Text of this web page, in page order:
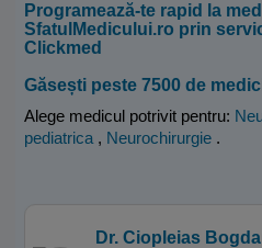
Programează-te rapid la
SfatulMedicului.ro prin
Clickmed
Găsești peste 7500 de
Alege medicul potrivit pentru:
pediatrica , Neurochirurgie .
Dr. Ciopleias